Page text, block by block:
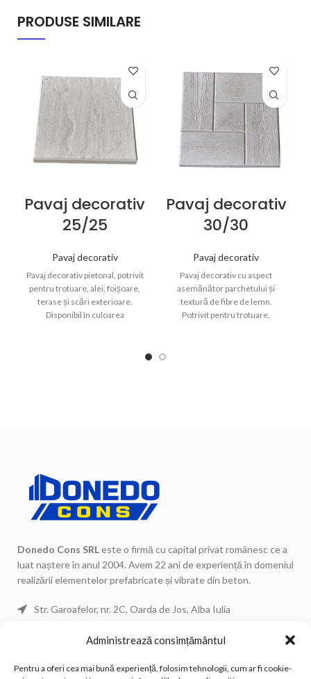
Administrează consimțământul
Pentru a oferi cea mai bună experiență, folosim tehnologii, cum ar fi cookie-
PRODUSE SIMILARE
Pavaj decorativ
25/25
Pavaj decorativ
Pavaj decorativ pietonal, potrivit
pentru trotuare, alei, foișoare,
terase și scări exterioare.
Disponibil în culoarea
Pavaj decorativ
30/30
Pavaj decorativ
Pavaj decorativ cu aspect
asemănător parchetului și
textură de fibre de lemn.
Potrivit pentru trotuare,
Donedo Cons SRLeste o firmă cu capital privat românesc ce a
luat naștere în anul 2004. Avem 22 ani de experiență în domeniul
realizării elementelor prefabricate și vibrate din beton.
Str. Garoafelor, nr. 2C, Oarda de Jos, Alba Iulia
Telefon Fix: 0258 815 533